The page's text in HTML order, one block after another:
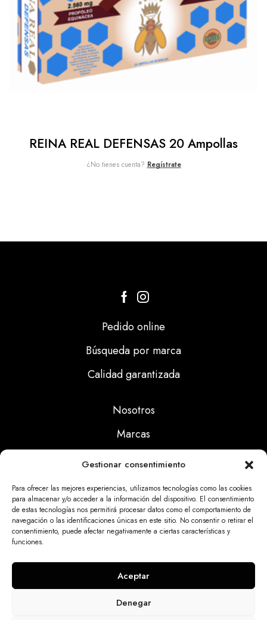
Gestionar consentimiento
Para ofrecer las mejores experiencias, utilizamos tecnologías como las cookies
para almacenar y/o acceder a la información del dispositivo. El consentimiento
de estas tecnologías nos permitirá procesar datos como el comportamiento de
navegación o las identificaciones únicas en este sitio. No consentir o retirar el
consentimiento, puede afectar negativamente a ciertas características y
funciones.
Aceptar
Denegar
REINA REAL DEFENSAS 20 Ampollas
¿No tienes cuenta? Regístrate
Pedido online
Búsqueda por marca
Calidad garantizada
Nosotros
Marcas
Noticias
Aviso Legal
Politicas Cookies